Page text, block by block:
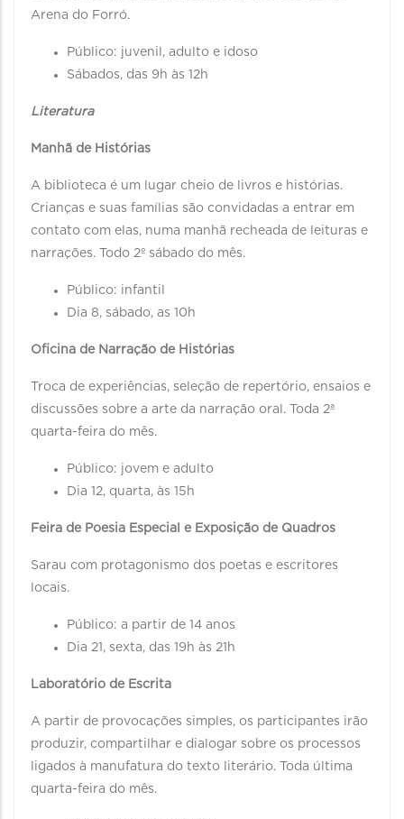
Arena do Forró.
Público: juvenil, adulto e idoso
Sábados, das 9h às 12h
Literatura
Manhã de Histórias
A biblioteca é um lugar cheio de livros e histórias.
Crianças e suas famílias são convidadas a entrar em
contato com elas, numa manhã recheada de leituras e
narrações. Todo 2º sábado do mês.
Público: infantil
Dia 8, sábado, as 10h
Oficina de Narração de Histórias
Troca de experiências, seleção de repertório, ensaios e
discussões sobre a arte da narração oral. Toda 2ª
quarta-feira do mês.
Público: jovem e adulto
Dia 12, quarta, às 15h
Feira de Poesia Especial e Exposição de Quadros
Sarau com protagonismo dos poetas e escritores
locais.
Público: a partir de 14 anos
Dia 21, sexta, das 19h às 21h
Laboratório de Escrita
A partir de provocações simples, os participantes irão
produzir, compartilhar e dialogar sobre os processos
ligados à manufatura do texto literário. Toda última
quarta-feira do mês.